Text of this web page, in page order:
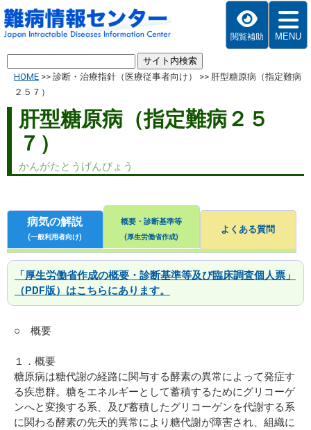
閲覧補助 MENU
HOME >> 診断・治療指針（医療従事者向け） >> 肝型糖原病（指定難病
２５７）
肝型糖原病（指定難病２５
７）
かんがたとうげんびょう
病気の解説
(一般利用者向け)
概要・診断基準等
(厚生労働省作成)
よくある質問
「厚生労働省作成の概要・診断基準等及び臨床調査個人票」
（PDF版）はこちらにあります。
○ 概要
１．概要
糖原病は糖代謝の経路に関与する酵素の異常によって発症す
る疾患群。糖をエネルギーとして蓄積するためにグリコーゲ
ンへと変換する系、及び蓄積したグリコーゲンを代謝する系
に関わる酵素の先天的異常により糖代謝が障害され、組織に